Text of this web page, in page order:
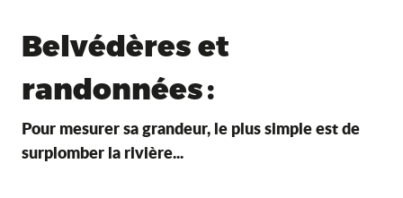
Belvédères et
randonnées :
Pour mesurer sa grandeur, le plus simple est de
surplomber la rivière...